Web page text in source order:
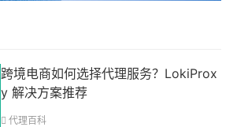
跨境电商如何选择代理服务？LokiProx
y 解决方案推荐
代理百科